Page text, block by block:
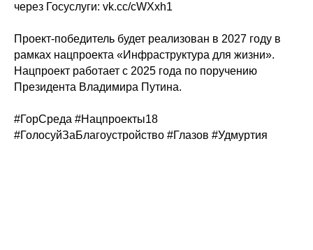
через Госуслуги: vk.cc/cWXxh1
Проект-победитель будет реализован в 2027 году в
рамках нацпроекта «Инфраструктура для жизни».
Нацпроект работает с 2025 года по поручению
Президента Владимира Путина.
#ГорСреда #Нацпроекты18
#ГолосуйЗаБлагоустройство #Глазов #Удмуртия